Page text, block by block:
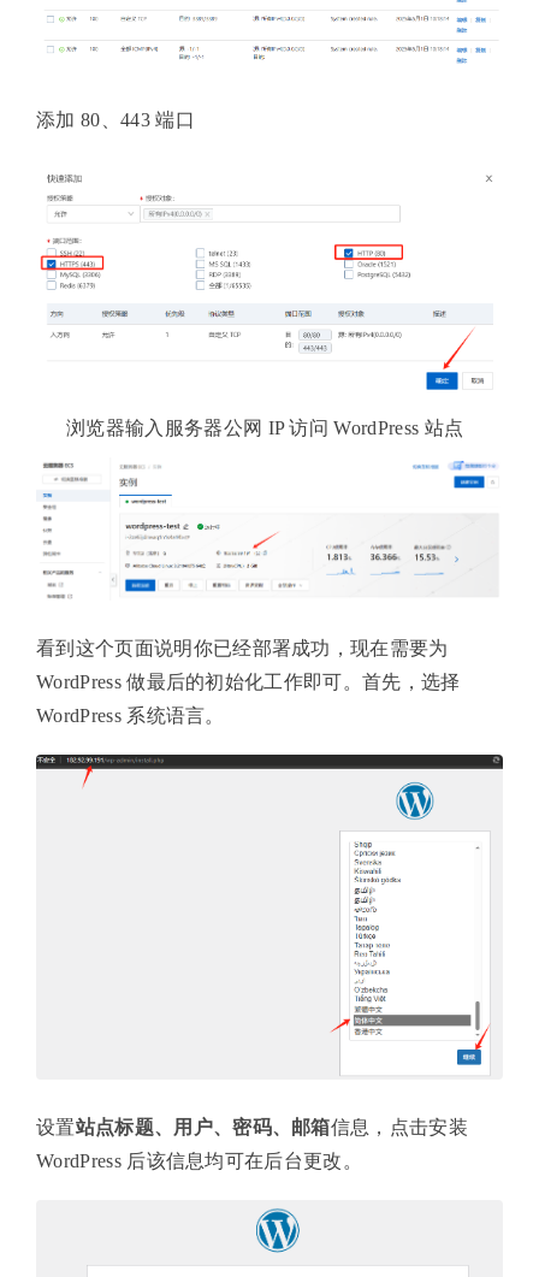
添加 80、443 端口
浏览器输入服务器公网 IP 访问 WordPress 站点
看到这个页面说明你已经部署成功，现在需要为
WordPress 做最后的初始化工作即可。首先，选择
WordPress 系统语言。
设置站点标题、用户、密码、邮箱信息，点击安装
WordPress 后该信息均可在后台更改。